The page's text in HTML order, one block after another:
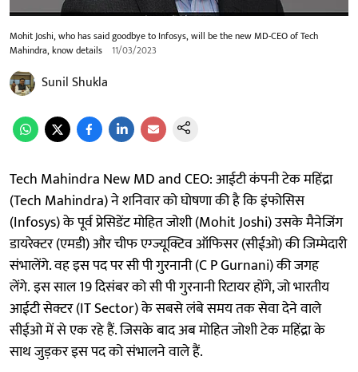
Mohit Joshi, who has said goodbye to Infosys, will be the new MD-CEO of Tech
Mahindra, know details 11/03/2023
Sunil Shukla
Tech Mahindra New MD and CEO: आईटी कंपनी टेक महिंद्रा
(Tech Mahindra) ने शनिवार को घोषणा की है कि इंफोसिस
(Infosys) के पूर्व प्रेसिडेंट मोहित जोशी (Mohit Joshi) उसके मैनेजिंग
डायरेक्टर (एमडी) और चीफ एग्ज्यूक्टिव ऑफिसर (सीईओ) की जिम्मेदारी
संभालेंगे. वह इस पद पर सी पी गुरनानी (C P Gurnani) की जगह
लेंगे. इस साल 19 दिसंबर को सी पी गुरनानी रिटायर होंगे, जो भारतीय
आईटी सेक्टर (IT Sector) के सबसे लंबे समय तक सेवा देने वाले
सीईओ में से एक रहे हैं. जिसके बाद अब मोहित जोशी टेक महिंद्रा के
साथ जुड़कर इस पद को संभालने वाले हैं.